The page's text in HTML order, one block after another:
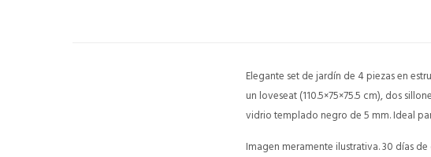
Elegante set de jardín de 4 piezas en
un loveseat (110.5×75×75.5 cm), dos
vidrio templado negro de 5 mm. Ideal
Imagen meramente ilustrativa. 30 días